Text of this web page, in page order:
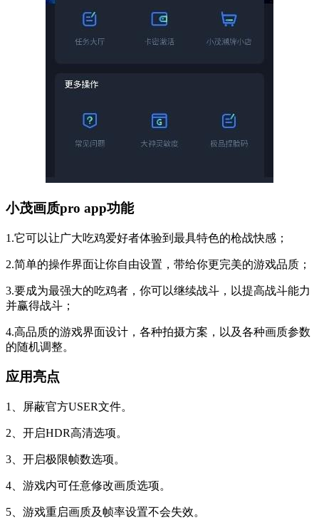
小茂画质pro app功能
1.它可以让广大吃鸡爱好者体验到最具特色的枪战快感；
2.简单的操作界面让你自由设置，带给你更完美的游戏品质；
3.要成为最强大的吃鸡者，你可以继续战斗，以提高战斗能力
并赢得战斗；
4.高品质的游戏界面设计，各种拍摄方案，以及各种画质参数
的随机调整。
应用亮点
1、屏蔽官方USER文件。
2、开启HDR高清选项。
3、开启极限帧数选项。
4、游戏内可任意修改画质选项。
5、游戏重启画质及帧率设置不会失效。